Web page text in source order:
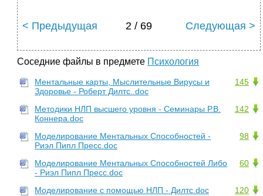
< Предыдущая 2 / 69 Следующая >
Соседние файлы в предмете Психология
145
Ментальные карты, Мыслительные Вирусы и
Здоровье - Роберт Дилтс..doc
142
Методики НЛП высшего уровня - Семинары Р.В.
Коннера.doc
98
Моделирование Ментальных Способностей -
Риэл Пипл Пресс.doc
60
Моделирование Ментальных Способностей Либо
- Риэл Пипл Пресс.doc
120
Моделирование с помощью НЛП - Дилтс.doc